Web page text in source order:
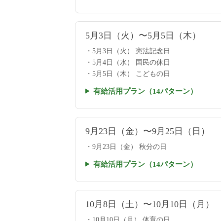
5月3日（火）〜5月5日（木）
5月3日（火） 憲法記念日
5月4日（水） 国民の休日
5月5日（木） こどもの日
有給活用プラン（14パターン）
9月23日（金）〜9月25日（日）
9月23日（金） 秋分の日
有給活用プラン（14パターン）
10月8日（土）〜10月10日（月）
10月10日（月） 体育の日